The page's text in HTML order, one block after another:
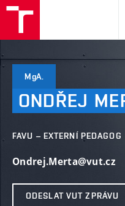
MgA.
ONDŘEJ
FAVU – EXTERNÍ PEDAGOG
Ondrej.Merta@vut.cz
ODESLAT VUT ZPRÁVU